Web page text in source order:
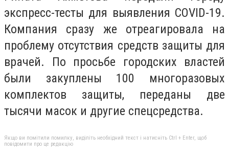
экспресс-тесты для выявления COVID-19.
Компания сразу же отреагировала на
проблему отсутствия средств защиты для
врачей. По просьбе городских властей
были закуплены 100 многоразовых
комплектов защиты, переданы две
тысячи масок и другие спецсредства.
Якщо ви помітили помилку, виділіть необхідний текст і натисніть Ctrl + Enter, щоб
повідомити про це редакцію